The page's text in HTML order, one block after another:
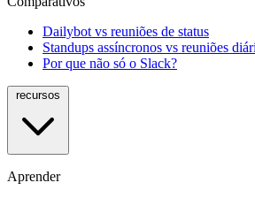
Dailybot vs reuniões de status
Standups assíncronos vs reuniões
Por que não só o Slack?
Aprender